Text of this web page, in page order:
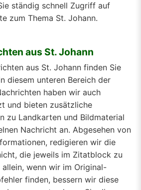
ständig schnell Zugriff auf
zum Thema St. Johann.
aus St. Johann
aus St. Johann finden Sie
diesem unteren Bereich der
haben wir auch
und bieten zusätzliche
zu Landkarten und Bildmaterial
Nachricht an. Abgesehen von
redigieren wir die
die jeweils im Zitatblock zu
wenn wir im Original-
finden, bessern wir diese